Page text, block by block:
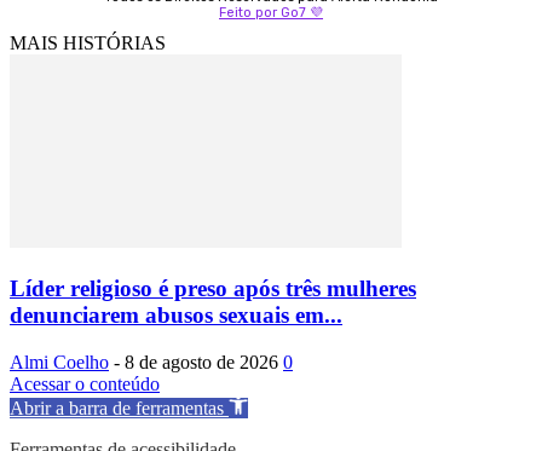
Feito por Go7 💜
MAIS HISTÓRIAS
Líder religioso é preso após três mulheres
denunciarem abusos sexuais em...
Almi Coelho - 8 de agosto de 2026 0
Acessar o conteúdo
Abrir a barra de ferramentas